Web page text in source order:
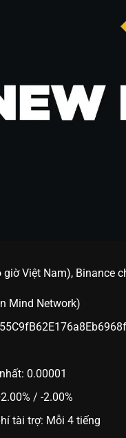
Việt Nam), Binance
Mind Network)
0.00001
/ -2.00%
tài trợ: Mỗi 4 tiếng